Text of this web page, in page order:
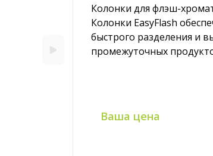
Колонки для флэш-
Колонки EasyFlash
быстрого разделения и
промежуточных
Ваша цена